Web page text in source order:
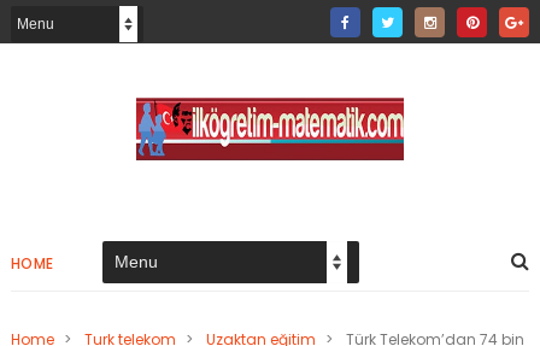
HOME
Home > Turk telekom > Uzaktan eğitim >
Türk Telekom’dan 74 bin